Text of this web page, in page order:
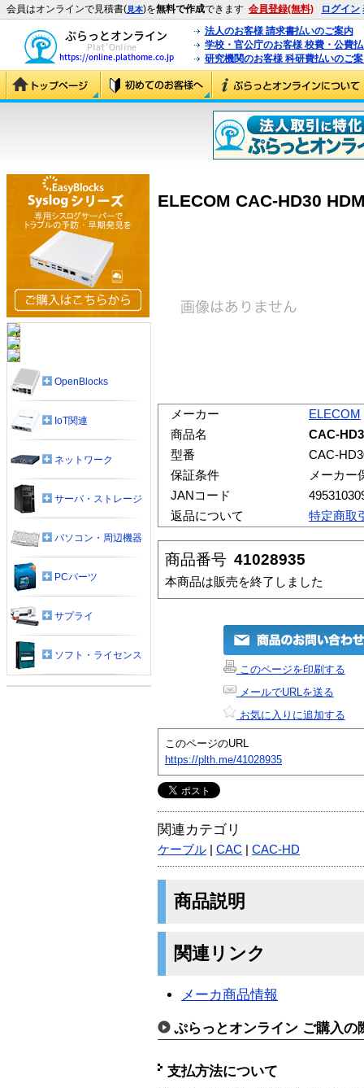
会員はオンラインで見積書(見本)を無料で作成できます 会員登録(無料) ログイン
法人のお客様 請求書払いのご案内
学校・官公庁のお客様 校費・公費
研究機関のお客様 科研費払いのご
ELECOM CAC-HD30
メーカー
ELECOM
商品名
CAC-
型番
CAC-
保証条件
メーカー
JANコード
返品について
特定商取
商品番号 41028935
本商品は販売を終了しました
このページを印刷する
メールでURLを送る
お気に入りに追加する
このページのURL
https://plth.me/41028935
関連カテゴリ
ケーブル CAC CAC-HD
商品説明
関連リンク
メーカ商品情報
ぷらっとオンライン ご購入の
支払方法について
OpenBlocks
IoT関連
ネットワーク
サーバ・ストレージ
パソコン・周辺機器
PCパーツ
サプライ
ソフト・ライセンス